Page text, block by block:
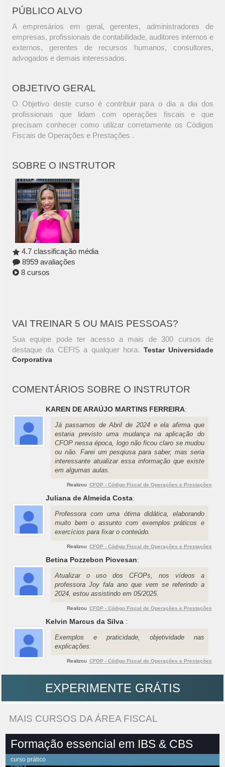
PÚBLICO ALVO
A empresários em geral, gerentes, administradores de
empresas, profissionais de contabilidade, auditores internos e
externos, gerentes de recursos humanos, consultores,
advogados e demais interessados.
OBJETIVO GERAL
O Objetivo deste curso é contribuir para o dia a dia dos
profissionais que lidam com operações fiscais e que
precisam conhecer como utilizar corretamente os Códigos
Fiscais de Operações e Prestações .
SOBRE O INSTRUTOR
4.7 classificação média
8959 avaliações
8 cursos
VAI TREINAR 5 OU MAIS PESSOAS?
Sua equipe pode ter acesso a mais de 300 cursos de
destaque da CEFIS a qualquer hora. Testar Universidade
Corporativa
COMENTÁRIOS SOBRE O INSTRUTOR
KAREN DE ARAÚJO MARTINS FERREIRA:
Já passamos de Abril de 2024 e ela afirma que
estaria previsto uma mudança na aplicação do
CFOP nessa época, logo não ficou claro se mudou
ou não. Farei um pesqiusa para saber, mas seria
interessante atualizar essa informação que existe
em algumas aulas.
Realizou CFOP - Código Fiscal de Operações e Prestações
Juliana de Almeida Costa:
Professora com uma ótima didática, elaborando
muito bem o assunto com exemplos práticos e
exercícios para fixar o conteúdo.
Realizou CFOP - Código Fiscal de Operações e Prestações
Betina Pozzebon Piovesan:
Atualizar o uso dos CFOPs, nos vídeos a
professora Joy fala ano que vem se referindo a
2024, estou assistindo em 05/2025.
Realizou CFOP - Código Fiscal de Operações e Prestações
Kelvin Marcus da Silva :
Exemplos e praticidade, objetividade nas
explicações.
Realizou CFOP - Código Fiscal de Operações e Prestações
EXPERIMENTE GRÁTIS
MAIS CURSOS DA ÁREA FISCAL
Formação essencial em IBS & CBS
curso prático